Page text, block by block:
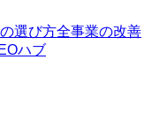
選び方全事業の改善
ハブ